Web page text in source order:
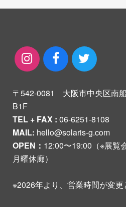
〒542-0081 大阪市中央区南
B1F
TEL + FAX : 06-6251-8108
MAIL: hello@solaris-g.com
OPEN： 12:00〜19:00（※展覧
月曜休廊）
※2026年より、営業時間が変更